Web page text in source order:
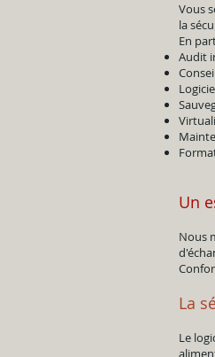
Vous
la
En
Audit
Un
Nous
La
Le